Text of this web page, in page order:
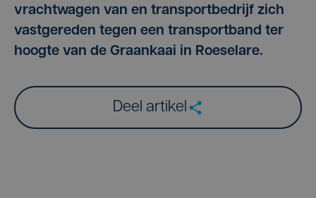
vrachtwagen van en transportbedrijf zich
vastgereden tegen een transportband ter
hoogte van de Graankaai in Roeselare.
Deel artikel